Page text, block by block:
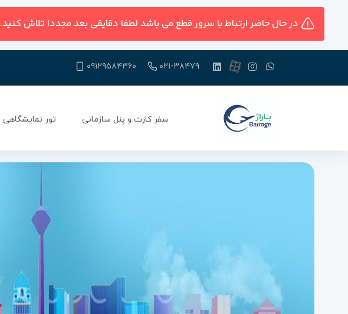
در حال حاضر ارتباط با سرور قطع می باشد لطفا دقایقی بعد مجددا تلاش کنید.
۰۲۱-۳۸۴۷۹ ۰۹۱۲۹۵۸۴۳۶۰
سفر کارت و پنل سازمانی تور نمایشگاهی